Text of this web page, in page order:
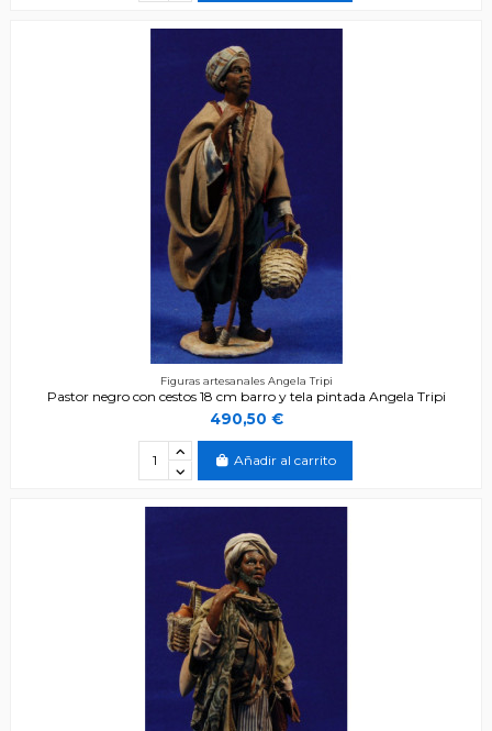
Figuras artesanales Angela Tripi
Pastor negro con cestos 18 cm barro y tela pintada Angela Tripi
490,50 €
Añadir al carrito